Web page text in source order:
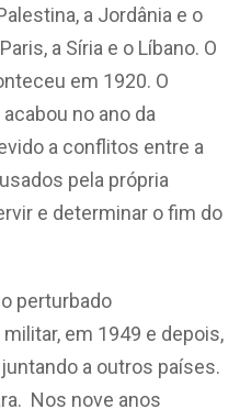
a Jordânia e o
a Síria e o Líbano. O
em 1920. O
no ano da
a conflitos entre a
pela própria
e determinar o fim do
perturbado
em 1949 e depois,
a outros países.
Nos nove anos